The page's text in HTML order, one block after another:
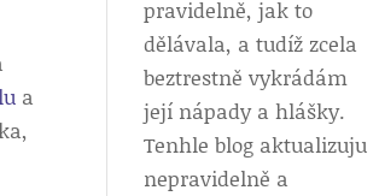
a
pravidelně, jak to
dělávala, a tudíž zcela
beztrestně vykrádám
její nápady a hlášky.
Tenhle blog aktualizuju
nepravidelně a